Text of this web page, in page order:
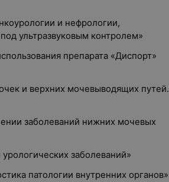
и нефрологии,
ультразвуковым контролем»
препарата «Диспорт»
и верхних мочевыводящих путей.
заболеваний нижних мочевых
заболеваний»
патологии внутренних органов»